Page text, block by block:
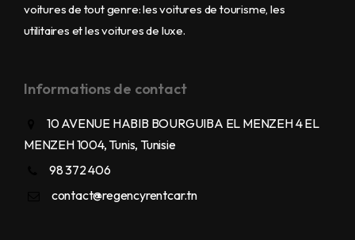
voitures de tout genre: les voitures de tourisme, les
utilitaires et les voitures de luxe.
Informations de contact
10 AVENUE HABIB BOURGUIBA EL MENZEH 4 EL
MENZEH 1004, Tunis, Tunisie
98 372 406
contact@regencyrentcar.tn